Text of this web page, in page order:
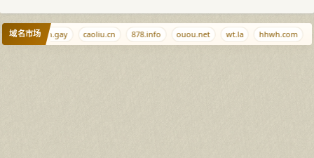
域名市场ciyuan.gay caoliu.cn 878.info ouou.net wt.la hhwh.com